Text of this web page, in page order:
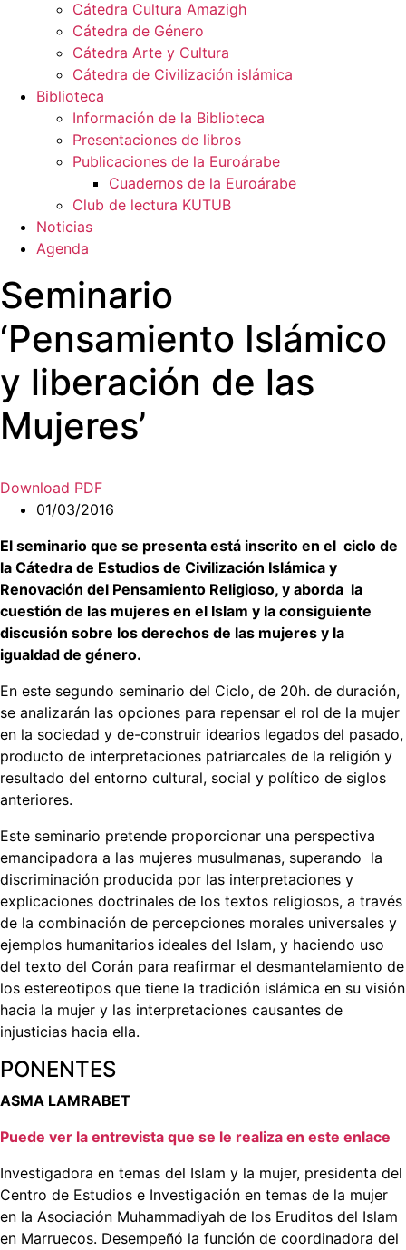
Cátedra Cultura Amazigh
Cátedra de Género
Cátedra Arte y Cultura
Cátedra de Civilización islámica
Biblioteca
Información de la Biblioteca
Presentaciones de libros
Publicaciones de la Euroárabe
Cuadernos de la Euroárabe
Club de lectura KUTUB
Noticias
Agenda
Seminario
‘Pensamiento Islámico
y liberación de las
Mujeres’
Download PDF
01/03/2016
El seminario que se presenta está inscrito en el ciclo de
la Cátedra de Estudios de Civilización Islámica y
Renovación del Pensamiento Religioso, y aborda la
cuestión de las mujeres en el Islam y la consiguiente
discusión sobre los derechos de las mujeres y la
igualdad de género.
En este segundo seminario del Ciclo, de 20h. de duración,
se analizarán las opciones para repensar el rol de la mujer
en la sociedad y de-construir idearios legados del pasado,
producto de interpretaciones patriarcales de la religión y
resultado del entorno cultural, social y político de siglos
anteriores.
Este seminario pretende proporcionar una perspectiva
emancipadora a las mujeres musulmanas, superando la
discriminación producida por las interpretaciones y
explicaciones doctrinales de los textos religiosos, a través
de la combinación de percepciones morales universales y
ejemplos humanitarios ideales del Islam, y haciendo uso
del texto del Corán para reafirmar el desmantelamiento de
los estereotipos que tiene la tradición islámica en su visión
hacia la mujer y las interpretaciones causantes de
injusticias hacia ella.
PONENTES
ASMA LAMRABET
Puede ver la entrevista que se le realiza en este enlace
Investigadora en temas del Islam y la mujer, presidenta del
Centro de Estudios e Investigación en temas de la mujer
en la Asociación Muhammadiyah de los Eruditos del Islam
en Marruecos. Desempeñó la función de coordinadora del